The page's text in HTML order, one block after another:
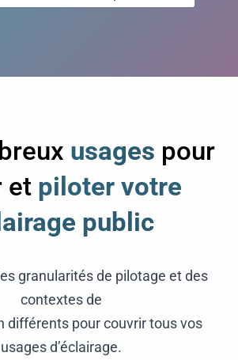
usages pour
et piloter votre
public
granularités de pilotage et des
contextes de
différents pour couvrir tous vos
usages d’éclairage.